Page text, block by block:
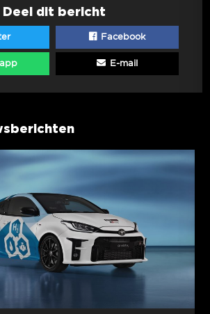
Deel dit bericht
Facebook
E-mail